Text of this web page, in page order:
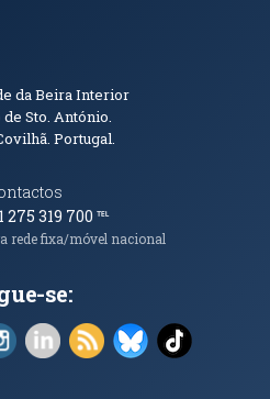
Contacto
da Beira Interior
Sto. António.
Portugal.
275 319 700℡
rede fixa/móvel nacional
se:
em nova janela)
nova janela)
(abre em nova janela)
Instagram (abre em nova janela)
LinkedIn (abre em nova
RSS (abre em nova
Bluesky (abre
TikTok